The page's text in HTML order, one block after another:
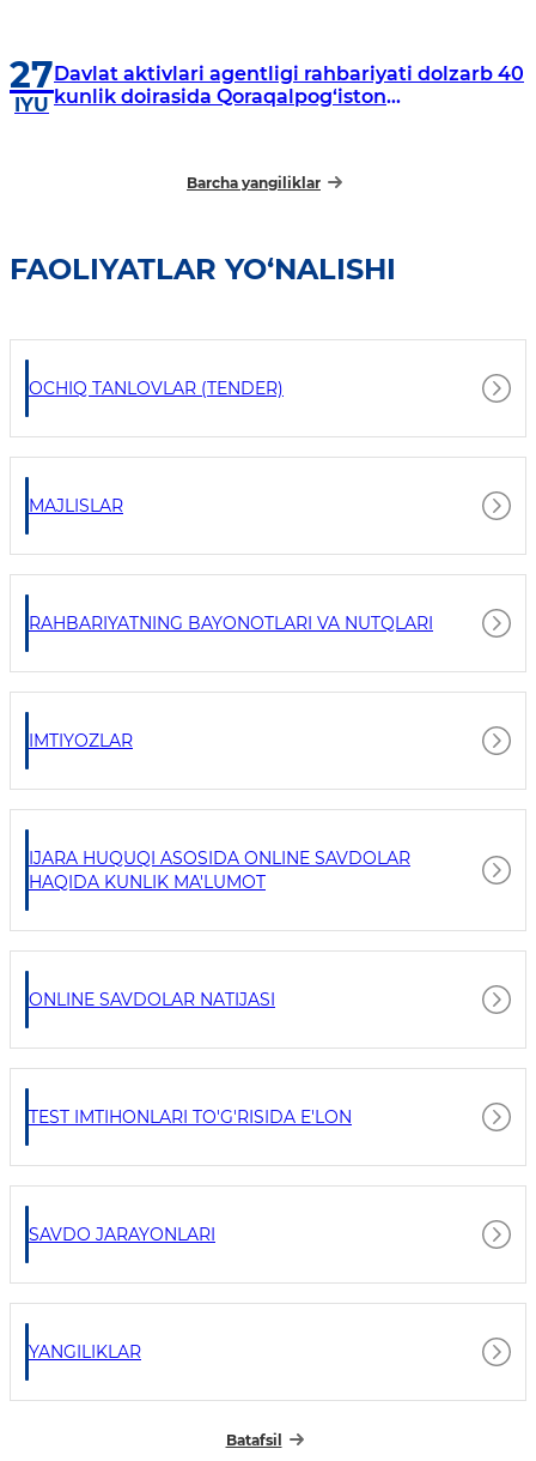
27
IYU
Davlat aktivlari agentligi rahbariyati dolzarb 40
kunlik doirasida Qoraqalpog‘iston
Barcha yangiliklar
FAOLIYATLAR YO‘NALISHI
OCHIQ TANLOVLAR (TENDER)
MAJLISLAR
RAHBARIYATNING BAYONOTLARI VA NUTQLARI
IMTIYOZLAR
IJARA HUQUQI ASOSIDA ONLINE SAVDOLAR
HAQIDA KUNLIK MA'LUMOT
ONLINE SAVDOLAR NATIJASI
TEST IMTIHONLARI TO'G'RISIDA E'LON
SAVDO JARAYONLARI
YANGILIKLAR
Batafsil